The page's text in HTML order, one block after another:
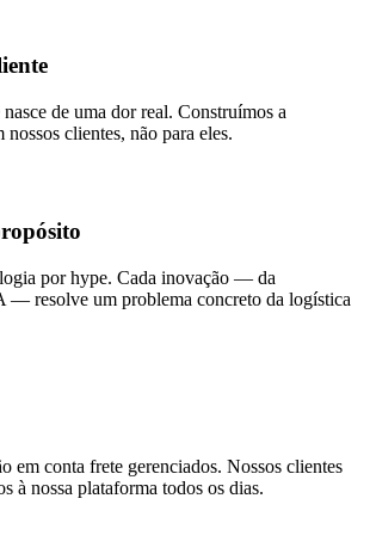
de uma dor real. Construímos a
clientes, não para eles.
por hype. Cada inovação — da
— resolve um problema concreto da logística
em conta frete gerenciados. Nossos clientes
à nossa plataforma todos os dias.